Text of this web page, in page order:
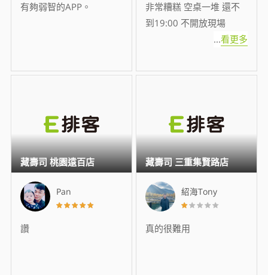
有夠弱智的APP。
非常糟糕 空桌一堆 還不
到19:00 不開放現場
...看更多
Pan
讚
藏壽司 桃園遠百店
紹海Tony
真的很難用
藏壽司 三重集賢路店